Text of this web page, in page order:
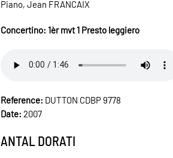
Piano, Jean FRANCAIX
Concertino: 1èr mvt 1 Presto leggiero
Reference: DUTTON CDBP 9778
Date: 2007
ANTAL DORATI